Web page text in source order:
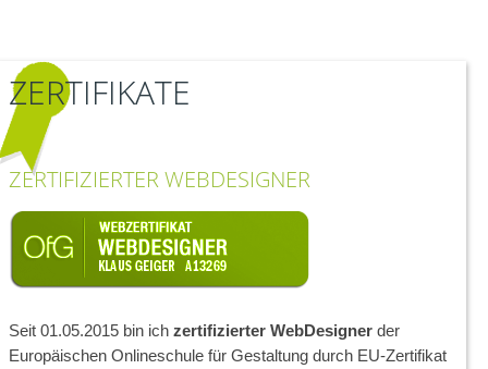
ZERTIFIKATE
ZERTIFIZIERTER WEBDESIGNER
Seit 01.05.2015 bin ich zertifizierter WebDesigner der
Europäischen Onlineschule für Gestaltung durch EU-Zertifikat